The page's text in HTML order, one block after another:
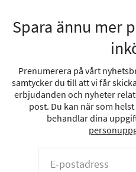
Spara ännu mer
Prenumerera på vårt
samtycker du till att vi får
erbjudanden och nyheter
post. Du kan när som
behandlar dina